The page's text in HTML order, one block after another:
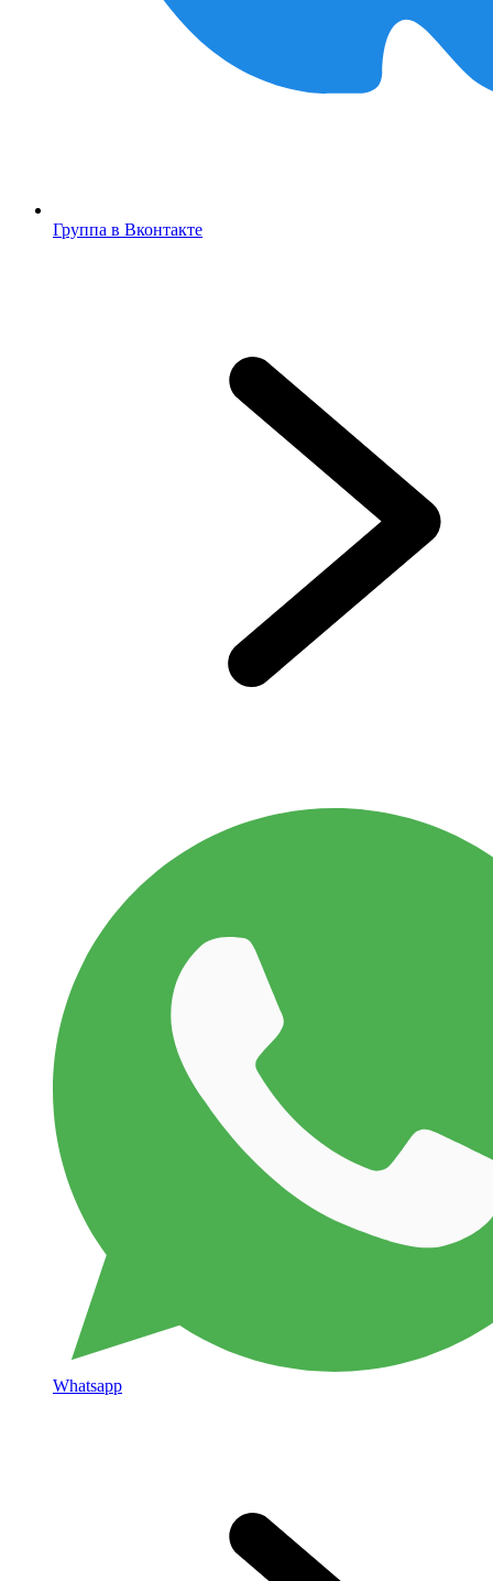
Группа в Вконтакте
Whatsapp